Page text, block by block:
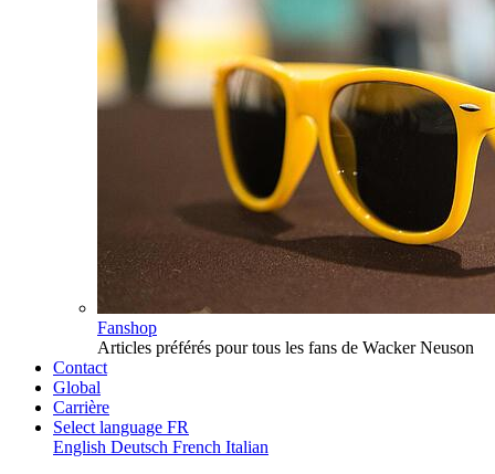
Fanshop
Articles préférés pour tous les fans de Wacker Neuson
Contact
Global
Carrière
Select language FR
English Deutsch French Italian